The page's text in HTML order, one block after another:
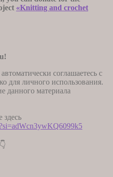
«Knitting and crochet
соглашаетесь с
для личного использования.
данного материала
здесь